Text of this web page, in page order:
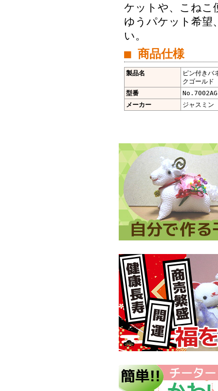
ケットや、こね
ゆうパケット希
い。
■ 商品仕様
製品名
ピン付き
クゴール
型番
No.7002AG
メーカー
ジャスミン